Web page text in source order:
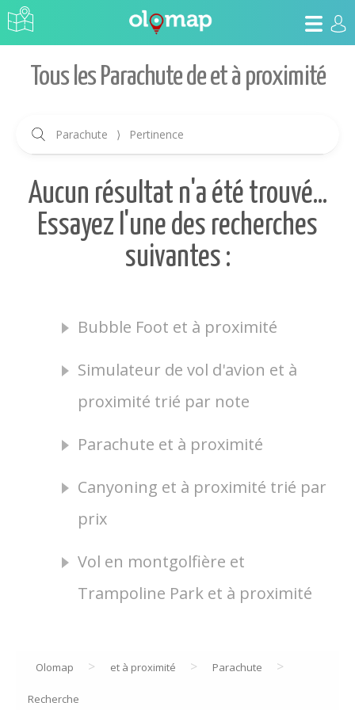
Tous les Parachute de et à proximité
Parachute ⟩ Pertinence
Aucun résultat n'a été trouvé...
Essayez l'une des recherches
suivantes :
Bubble Foot et à proximité
Simulateur de vol d'avion et à
proximité trié par note
Parachute et à proximité
Canyoning et à proximité trié par
prix
Vol en montgolfière et
Trampoline Park et à proximité
Olomap > et à proximité > Parachute >
Recherche